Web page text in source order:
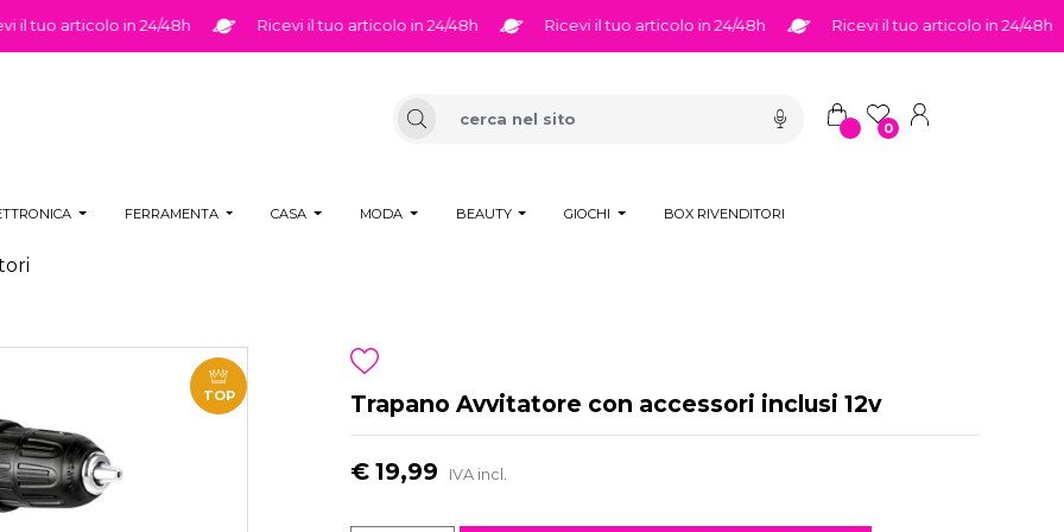
articolo in 24/48h Ricevi il tuo articolo in 24/48h Ricevi il tuo articolo in 24/48h Ricevi il tuo articolo in 24/48h
0
FERRAMENTA CASA MODA BEAUTY GIOCHI BOX RIVENDITORI
TOP Trapano Avvitatore con accessori inclusi 12v
€ 19,99 IVA incl.